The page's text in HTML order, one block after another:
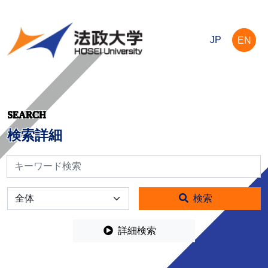
JP EN
SEARCH
検索詳細
検索
全体 検索
詳細検索